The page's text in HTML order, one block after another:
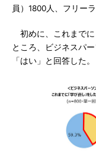
員）1800人、フリー
初めに、これまでに
ところ、ビジネスパ
「はい」と回答した。